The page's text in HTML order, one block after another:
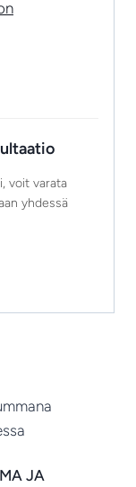
voit varata
yhdessä
JA